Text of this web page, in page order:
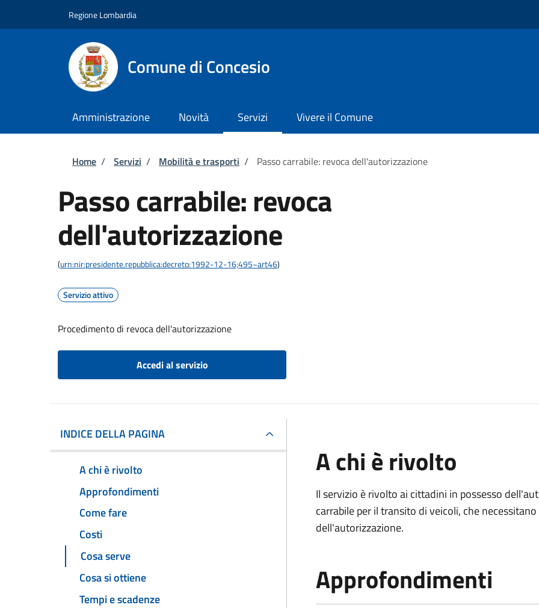
Regione Lombardia
Comune di Concesio
Amministrazione Novità Servizi Vivere il Comune
Briciole di pane
Home / Servizi / Mobilità e trasporti / Passo carrabile: revoca dell'autorizzazione
Passo carrabile: revoca
dell'autorizzazione
(urn:nir:presidente.repubblica:decreto:1992-12-16;495~art46)
Servizio attivo
Procedimento di revoca dell'autorizzazione
Accedi al servizio
INDICE DELLA PAGINA
A chi è rivolto
Approfondimenti
Come fare
Costi
Cosa serve
Cosa si ottiene
Tempi e scadenze
A chi è rivolto
Il servizio è rivolto ai cittadini in possesso
carrabile per il transito di veicoli, che
dell'autorizzazione.
Approfondimenti